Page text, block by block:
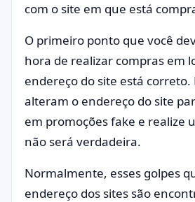
com o site em que está
O primeiro ponto que você
hora de realizar compras em
endereço do site está correto.
alteram o endereço do site
em promoções fake e realize
não será verdadeira.
Normalmente, esses golpes
endereço dos sites são